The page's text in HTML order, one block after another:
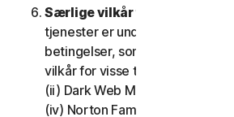
Særlige vilkår for visse
tjenester er underlagt
betingelser, som er fastsat i
vilkår for visse tjenester" i
(ii) Dark Web Monitoring; (iii)
(iv) Norton Family og